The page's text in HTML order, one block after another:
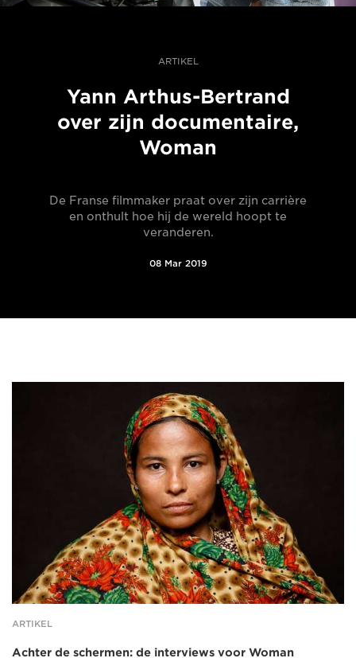
ARTIKEL
Yann Arthus-Bertrand
over zijn documentaire,
Woman
De Franse filmmaker praat over zijn carrière
en onthult hoe hij de wereld hoopt te
veranderen.
08 Mar 2019
ARTIKEL
Achter de schermen: de interviews voor Woman